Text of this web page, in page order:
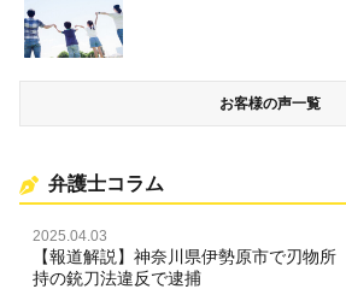
名誉棄損・侮辱
お客様の声一覧
弁護士コラム
2025.04.03
【報道解説】神奈川県伊勢原市で刃物所
持の銃刀法違反で逮捕